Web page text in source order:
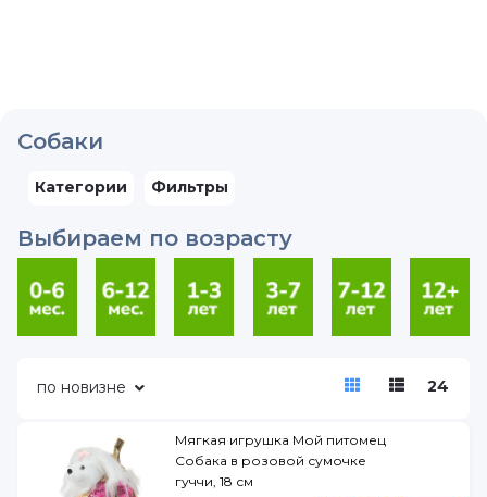
Собаки
Категории Фильтры
Выбираем по возрасту
по новизне 24
Мягкая игрушка Мой питомец
Собака в розовой сумочке
гуччи, 18 см